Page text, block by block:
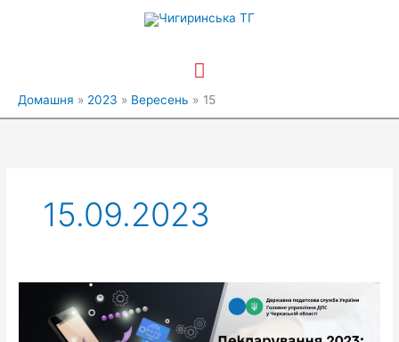
Головне
меню
Домашня 2023 Вересень 15
15.09.2023
Декларування
2023: